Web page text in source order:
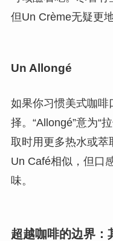
但Un Crème无疑更地
Un Allongé
如果你习惯美式咖啡
择。“Allongé”意为“
取时用更多热水或
Un Café相似，但口
味。
超越咖啡的边界：